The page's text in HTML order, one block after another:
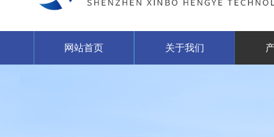
网站首页 关于我们